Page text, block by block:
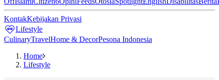
KontakKebijakan Privasi
Lifestyle
CulinaryTravelHome & DecorPesona Indonesia
Home
Lifestyle